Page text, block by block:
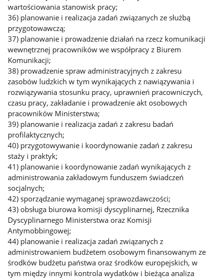
wartościowania stanowisk pracy;
36) planowanie i realizacja zadań związanych ze służbą
przygotowawczą;
37) planowanie i prowadzenie działań na rzecz komunikacji
wewnętrznej pracowników we współpracy z Biurem
Komunikacji;
38) prowadzenie spraw administracyjnych z zakresu
zasobów ludzkich w tym wynikających z nawiązywania i
rozwiązywania stosunku pracy, uprawnień pracowniczych,
czasu pracy, zakładanie i prowadzenie akt osobowych
pracowników Ministerstwa;
39) planowanie i realizacja zadań z zakresu badań
profilaktycznych;
40) przygotowywanie i koordynowanie zadań z zakresu
staży i praktyk;
41) planowanie i koordynowanie zadań wynikających z
administrowania zakładowym funduszem świadczeń
socjalnych;
42) sporządzanie wymaganej sprawozdawczości;
43) obsługa biurowa komisji dyscyplinarnej, Rzecznika
Dyscyplinarnego Ministerstwa oraz Komisji
Antymobbingowej;
44) planowanie i realizacja zadań związanych z
administrowaniem budżetem osobowym finansowanym ze
środków budżetu państwa oraz środków europejskich, w
tym między innymi kontrola wydatków i bieżąca analiza